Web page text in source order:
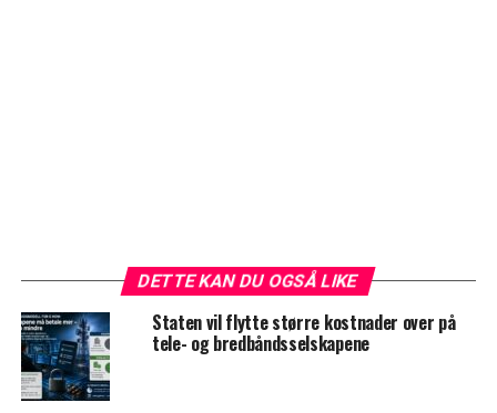
DETTE KAN DU OGSÅ LIKE
Staten vil flytte større kostnader over på
tele- og bredbåndsselskapene